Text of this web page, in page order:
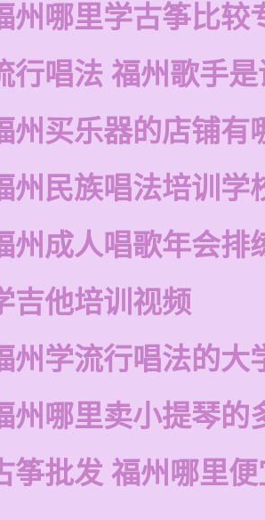
州哪里学古筝比较
行唱法 福州歌手
州买乐器的店铺有
州民族唱法培训学
州成人唱歌年会排
吉他培训视频
州学流行唱法的大
州哪里卖小提琴的
筝批发 福州哪里